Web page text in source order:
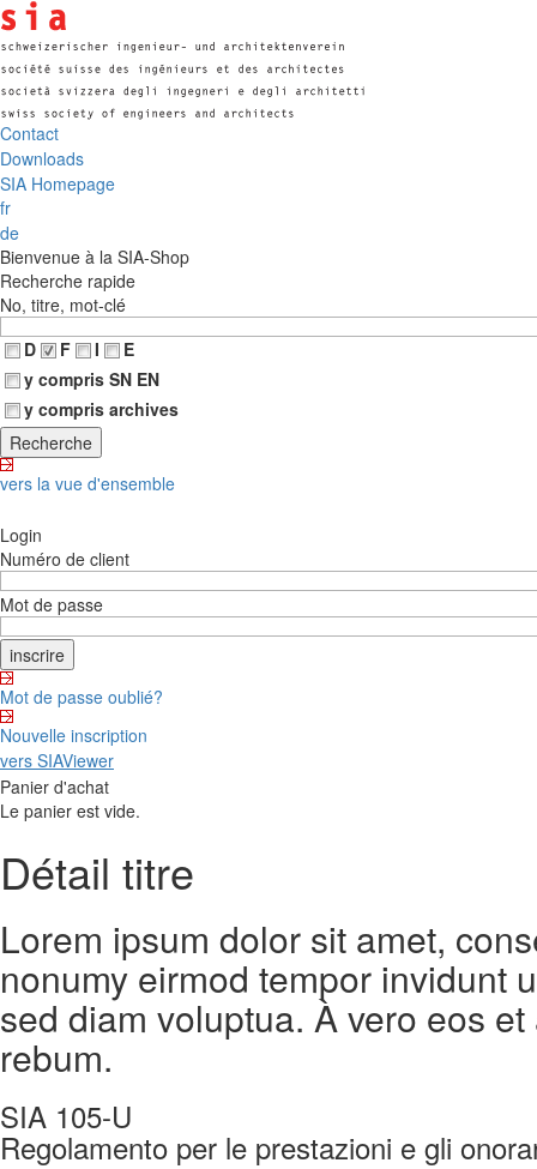
Contact
Downloads
SIA Homepage
fr
de
Bienvenue à la SIA-Shop
Recherche rapide
No, titre, mot-clé
D
F I
E
y compris SN EN
y compris archives
vers la vue d'ensemble
Login
Numéro de client
Mot de passe
Mot de passe oublié?
Nouvelle inscription
vers SIAViewer
Panier d'achat
Le panier est vide.
Détail titre
Lorem ipsum dolor sit amet,
nonumy eirmod tempor invidunt
sed diam voluptua. À vero eos
rebum.
SIA 105-U
Regolamento per le prestazioni e gli